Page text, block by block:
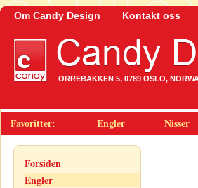
Om Candy Design Kontakt oss
ORREBAKKEN 5, 0789 OSLO,
Favoritter: Engler Nisser
Forsiden
Engler